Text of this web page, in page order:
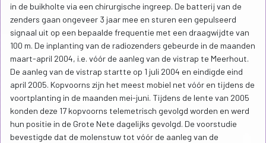
in de buikholte via een chirurgische ingreep. De batterij van de
zenders gaan ongeveer 3 jaar mee en sturen een gepulseerd
signaal uit op een bepaalde frequentie met een draagwijdte van
100 m. De inplanting van de radiozenders gebeurde in de maanden
maart-april 2004, i.e. vóór de aanleg van de vistrap te Meerhout.
De aanleg van de vistrap startte op 1 juli 2004 en eindigde eind
april 2005. Kopvoorns zijn het meest mobiel net vóór en tijdens de
voortplanting in de maanden mei-juni. Tijdens de lente van 2005
konden deze 17 kopvoorns telemetrisch gevolgd worden en werd
hun positie in de Grote Nete dagelijks gevolgd. De voorstudie
bevestigde dat de molenstuw tot vóór de aanleg van de